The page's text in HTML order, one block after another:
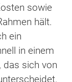
sowie
hält.
ein
in einem
das sich von